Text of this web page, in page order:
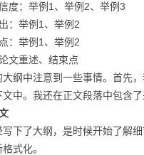
：举例1、举例2、举例3
举例1、举例2
举例1、举例2
重述、结束点
中注意到一些事情。首先，
文中。我还在正文段落中包含
了大纲，是时候开始了解细
式化。